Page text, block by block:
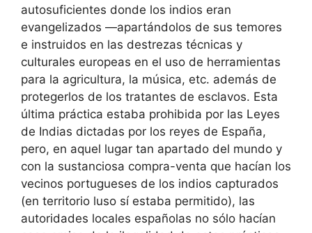
autosuficientes donde los indios eran
evangelizados —apartándolos de sus temores
e instruidos en las destrezas técnicas y
culturales europeas en el uso de herramientas
para la agricultura, la música, etc. además de
protegerlos de los tratantes de esclavos. Esta
última práctica estaba prohibida por las Leyes
de Indias dictadas por los reyes de España,
pero, en aquel lugar tan apartado del mundo y
con la sustanciosa compra-venta que hacían los
vecinos portugueses de los indios capturados
(en territorio luso sí estaba permitido), las
autoridades locales españolas no sólo hacían